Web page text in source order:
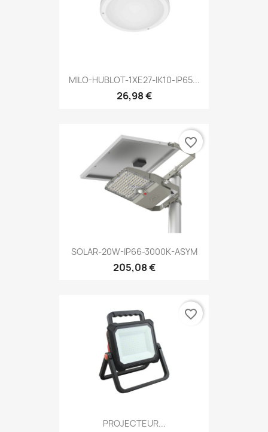
MILO-HUBLOT-1XE27-IK10-IP65...
26,98 €
SOLAR-20W-IP66-3000K-ASYM
205,08 €
favorite_border
PROJECTEUR...
favorite_border